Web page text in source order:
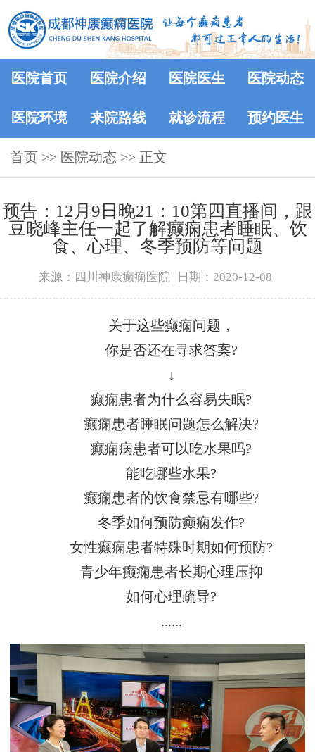
医院首页 医院介绍 医院医生 医院动态
医院环境 来院路线 就诊流程 预约医生
首页 >> 医院动态 >> 正文
预告：12月9日晚21：10第四直播间，跟
豆晓峰主任一起了解癫痫患者睡眠、饮
食、心理、冬季预防等问题
来源：四川神康癫痫医院 日期：2020-12-08
关于这些癫痫问题，
你是否还在寻求答案?
↓
癫痫患者为什么容易失眠?
癫痫患者睡眠问题怎么解决?
癫痫病患者可以吃水果吗?
能吃哪些水果?
癫痫患者的饮食禁忌有哪些?
冬季如何预防癫痫发作?
女性癫痫患者特殊时期如何预防?
青少年癫痫患者长期心理压抑
如何心理疏导?
......